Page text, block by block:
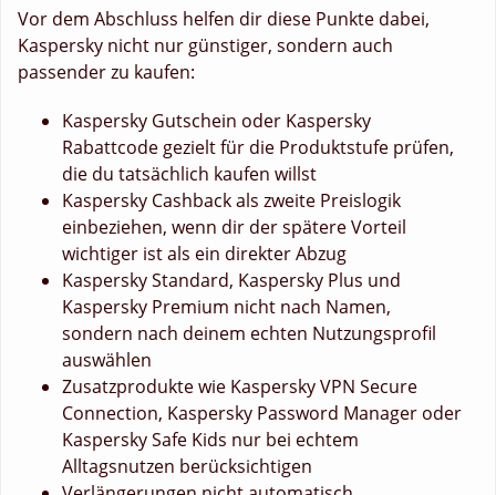
Vor dem Abschluss helfen dir diese Punkte dabei,
Kaspersky nicht nur günstiger, sondern auch
passender zu kaufen:
Kaspersky Gutschein oder Kaspersky
Rabattcode gezielt für die Produktstufe prüfen,
die du tatsächlich kaufen willst
Kaspersky Cashback als zweite Preislogik
einbeziehen, wenn dir der spätere Vorteil
wichtiger ist als ein direkter Abzug
Kaspersky Standard, Kaspersky Plus und
Kaspersky Premium nicht nach Namen,
sondern nach deinem echten Nutzungsprofil
auswählen
Zusatzprodukte wie Kaspersky VPN Secure
Connection, Kaspersky Password Manager oder
Kaspersky Safe Kids nur bei echtem
Alltagsnutzen berücksichtigen